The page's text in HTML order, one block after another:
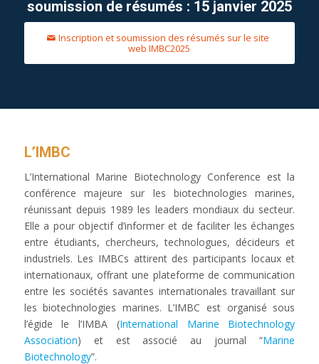
soumission de résumés : 15 janvier 2025
Inscription et soumission des résumés sur le site
web IMBC2025
L’IMBC
L’International Marine Biotechnology Conference est la
conférence majeure sur les biotechnologies marines,
réunissant depuis 1989 les leaders mondiaux du secteur.
Elle a pour objectif d’informer et de faciliter les échanges
entre étudiants, chercheurs, technologues, décideurs et
industriels. Les IMBCs attirent des participants locaux et
internationaux, offrant une plateforme de communication
entre les sociétés savantes internationales travaillant sur
les biotechnologies marines. L’IMBC est organisé sous
l’égide le l’IMBA (International Marine Biotechnology
Association) et est associé au journal “Marine
Biotechnology”.